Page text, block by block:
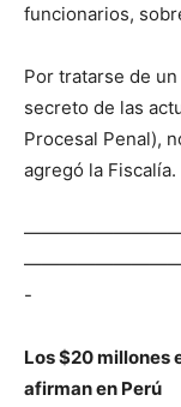
funcionarios,
Por tratarse de
secreto de las
Procesal Penal),
agregó la Fiscalía.
-
Los $20 millones
afirman en Perú